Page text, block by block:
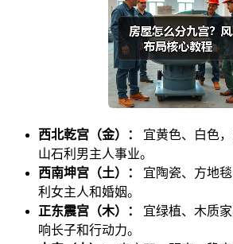
西北乾宫（金）：
宜黄色、白色
山石利男主人事业。
西南坤宫（土）：
宜陶瓷、方地
利女主人和婚姻。
正东震宫（木）：
宜绿植、木质
响长子和行动力。